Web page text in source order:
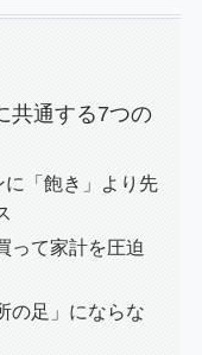
共通する7つの
「飽き」より先
って家計を圧迫
の足」にならな